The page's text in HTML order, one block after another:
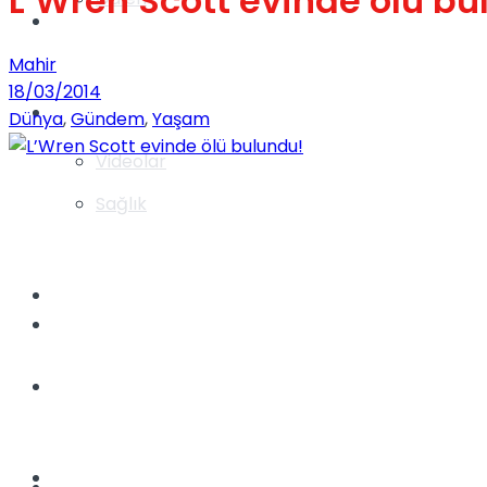
Videolar
Gündem
Yaşam
Sağlık
Mahir
18/03/2014
Dünya,Gündem,Yaşam